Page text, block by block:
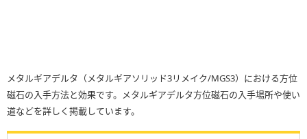
メタルギアデルタ（メタルギアソリッド3リメイク/MGS3）における方位
磁石の入手方法と効果です。メタルギアデルタ方位磁石の入手場所や使い
道などを詳しく掲載しています。